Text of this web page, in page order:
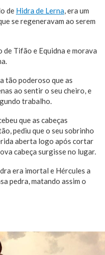
de Hidra de Lerna , era um
se regeneravam ao serem
Tifão e Equidna e morava
tão poderoso que as
ao sentir o seu cheiro, e
trabalho.
que as cabeças
pediu que o seu sobrinho
aberta logo após cortar
cabeça surgisse no lugar.
era imortal e Hércules a
pedra, matando assim o